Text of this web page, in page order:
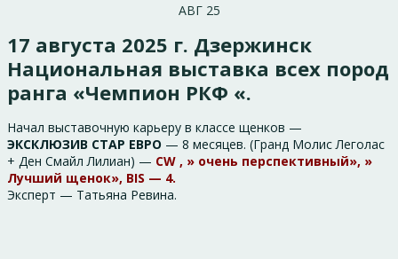
АВГ 25
17 августа 2025 г. Дзержинск
Национальная выставка всех пород
ранга «Чемпион РКФ «.
Начал выставочную карьеру в классе щенков —
ЭКСКЛЮЗИВ СТАР ЕВРО — 8 месяцев. (Гранд Молис Леголас
+ Ден Смайл Лилиан) — CW , » очень перспективный», »
Лучший щенок», BIS — 4.
Эксперт — Татьяна Ревина.